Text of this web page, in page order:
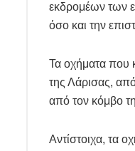
εκδρομέων των
όσο και την
Τα οχήματα που
της Λάρισας,
από τον κόμβο
Αντίστοιχα, τα